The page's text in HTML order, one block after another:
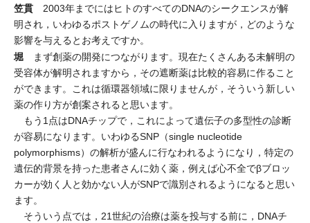
笠貫 2003年までにはヒトのすべてのDNAのシークエンスが解
明され，いわゆるポストゲノムの時代に入りますが，どのような
影響を与えるとお考えですか。
堀 まず創薬の開発につながります。現在たくさんある未解明の
受容体が解明されますから，その遮断薬は比較的容易に作ること
ができます。これは循環器領域に限りませんが，そういう新しい
薬の作り方が創案されると思います。
もう1点はDNAチップで，これによって遺伝子の多型性の診断
が容易になります。いわゆるSNP（single nucleotide
polymorphisms）の解析が盛んに行なわれるようになり，特定の
遺伝的背景を持った患者さんに効く薬，例えば心不全でβブロッ
カーが効く人と効かない人がSNPで識別されるようになると思い
ます。
そういう点では，21世紀の治療は薬を投与する前に，DNAチ